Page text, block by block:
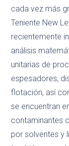
cada vez más
Teniente New
recientemente
análisis
unitarias de
espesadores,
flotación, así
se encuentran
contaminantes
por solventes y